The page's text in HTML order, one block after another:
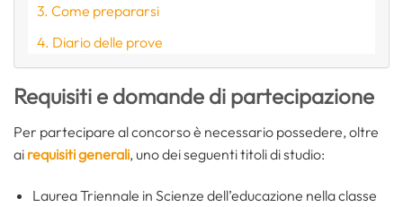
Come prepararsi
Diario delle prove
Requisiti e domande di partecipazione
Per partecipare al concorso è necessario possedere, oltre
ai requisiti generali, uno dei seguenti titoli di studio:
Laurea Triennale in Scienze dell’educazione nella classe